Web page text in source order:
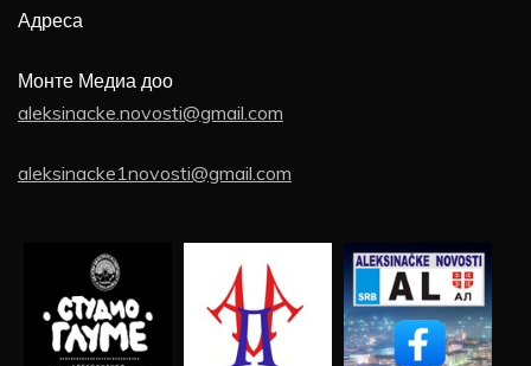
Адреса
Монте Медиа доо
aleksinacke.novosti@gmail.com
aleksinacke1novosti@gmail.com